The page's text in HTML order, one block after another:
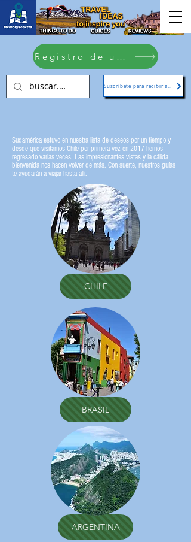
Registro de usuario
Sudamérica estuvo en nuestra lista de deseos por un tiempo y
desde que visitamos Chile por primera vez en 2017 hemos
regresado varias veces. Las impresionantes vistas y la cálida
bienvenida nos hacen volver de más. Con suerte, nuestros guías
te ayudarán a viajar hasta allí.
CHILE
BRASIL
ARGENTINA